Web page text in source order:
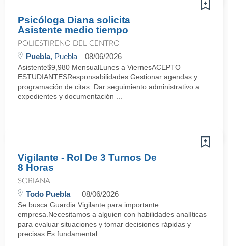
Psicóloga Diana solicita
Asistente medio tiempo
POLIESTIRENO DEL CENTRO
Puebla, Puebla 08/06/2026
Asistente$9,980 MensualLunes a ViernesACEPTO
ESTUDIANTESResponsabilidades Gestionar agendas y
programación de citas. Dar seguimiento administrativo a
expedientes y documentación ...
Vigilante - Rol De 3 Turnos De
8 Horas
SORIANA
Todo Puebla 08/06/2026
Se busca Guardia Vigilante para importante
empresa.Necesitamos a alguien con habilidades analíticas
para evaluar situaciones y tomar decisiones rápidas y
precisas.Es fundamental ...